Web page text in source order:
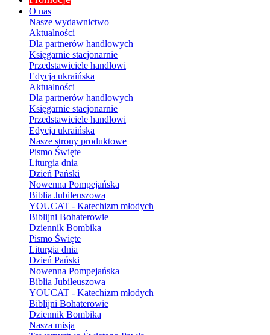
O nas
Nasze wydawnictwo
Aktualności
Dla partnerów handlowych
Księgarnie stacjonarnie
Przedstawiciele handlowi
Edycja ukraińska
Aktualności
Dla partnerów handlowych
Księgarnie stacjonarnie
Przedstawiciele handlowi
Edycja ukraińska
Nasze strony produktowe
Pismo Święte
Liturgia dnia
Dzień Pański
Nowenna Pompejańska
Biblia Jubileuszowa
YOUCAT - Katechizm młodych
Biblijni Bohaterowie
Dziennik Bombika
Pismo Święte
Liturgia dnia
Dzień Pański
Nowenna Pompejańska
Biblia Jubileuszowa
YOUCAT - Katechizm młodych
Biblijni Bohaterowie
Dziennik Bombika
Nasza misja